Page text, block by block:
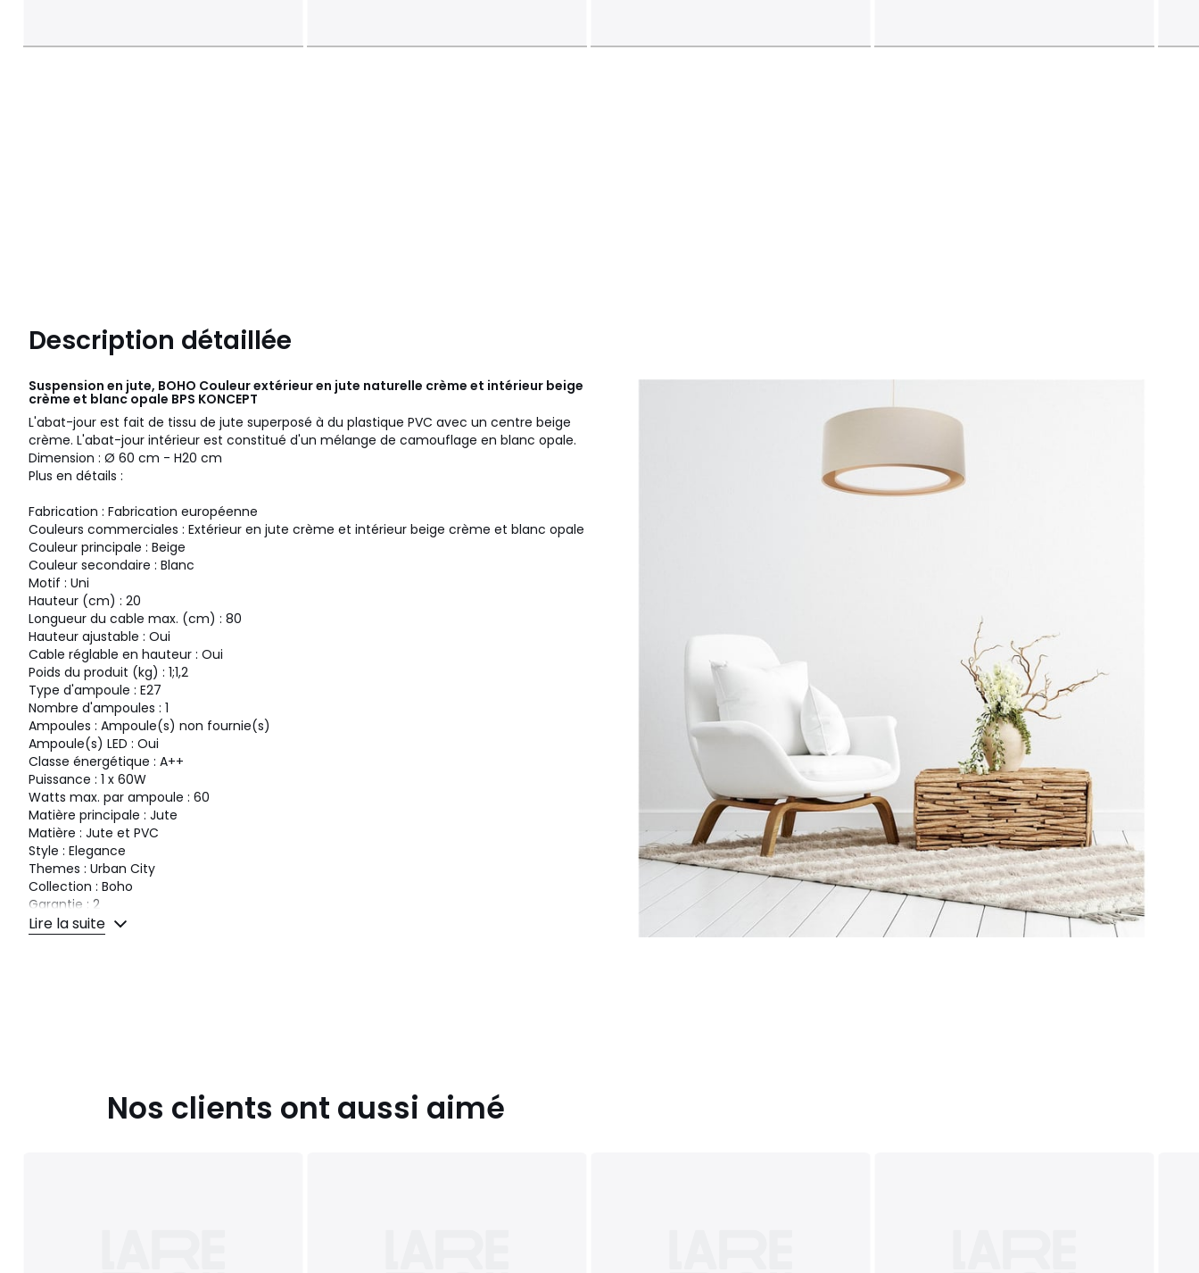
Description détaillée
Suspension en jute, BOHO Couleur extérieur en jute naturelle crème et intérieur beige
crème et blanc opale BPS KONCEPT
L'abat-jour est fait de tissu de jute superposé à du plastique PVC avec un centre beige
crème. L'abat-jour intérieur est constitué d'un mélange de camouflage en blanc opale.
Dimension : Ø 60 cm - H20 cm
Plus en détails :
Fabrication : Fabrication européenne
Couleurs commerciales : Extérieur en jute crème et intérieur beige crème et blanc opale
Couleur principale : Beige
Couleur secondaire : Blanc
Motif : Uni
Hauteur (cm) : 20
Longueur du cable max. (cm) : 80
Hauteur ajustable : Oui
Cable réglable en hauteur : Oui
Poids du produit (kg) : 1;1,2
Type d'ampoule : E27
Nombre d'ampoules : 1
Ampoules : Ampoule(s) non fournie(s)
Ampoule(s) LED : Oui
Classe énergétique : A++
Puissance : 1 x 60W
Watts max. par ampoule : 60
Matière principale : Jute
Matière : Jute et PVC
Style : Elegance
Themes : Urban City
Collection : Boho
Garantie : 2
Couleurs Extérieur En Jute Naturelle Crème Et Intérieur Beige Crème Et Blanc Opale
Lire la suite
Nos clients ont aussi aimé